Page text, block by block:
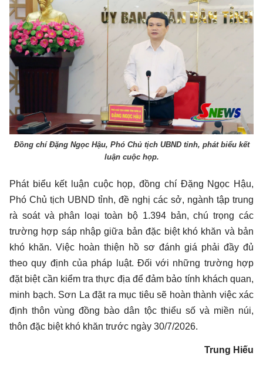
Đồng chí Đặng Ngọc Hậu, Phó Chủ tịch UBND tỉnh, phát biểu kết
luận cuộc họp.
Phát biểu kết luận cuộc họp, đồng chí Đặng Ngọc Hậu,
Phó Chủ tịch UBND tỉnh, đề nghị các sở, ngành tập trung
rà soát và phân loại toàn bộ 1.394 bản, chú trọng các
trường hợp sáp nhập giữa bản đặc biệt khó khăn và bản
khó khăn. Việc hoàn thiện hồ sơ đánh giá phải đầy đủ
theo quy định của pháp luật. Đối với những trường hợp
đặt biệt cần kiểm tra thực địa để đảm bảo tính khách quan,
minh bạch. Sơn La đặt ra mục tiêu sẽ hoàn thành việc xác
định thôn vùng đồng bào dân tộc thiểu số và miền núi,
thôn đặc biệt khó khăn trước ngày 30/7/2026.
Trung Hiếu